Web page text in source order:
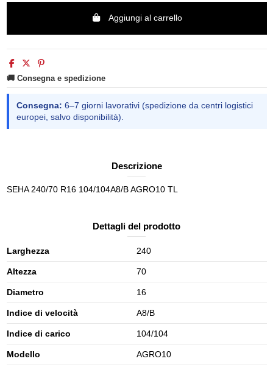
Aggiungi al carrello
🚚 Consegna e spedizione
Consegna: 6–7 giorni lavorativi (spedizione da centri logistici
europei, salvo disponibilità).
Descrizione
SEHA 240/70 R16 104/104A8/B AGRO10 TL
Dettagli del prodotto
Larghezza 240
Altezza 70
Diametro 16
Indice di velocità A8/B
Indice di carico 104/104
Modello AGRO10